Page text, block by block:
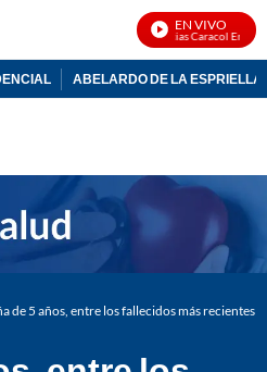
EN VIVO
Noticias Caracol En Vivo
ABELARDO DE LA ESPRIELLA
de 5 años, entre los fallecidos más recientes